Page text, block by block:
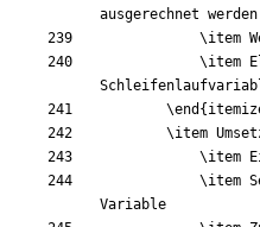
\item
\item
\end {
\item
\item
\item